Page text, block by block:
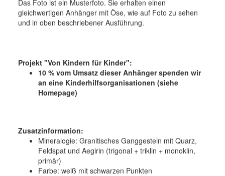
Das Foto ist ein Musterfoto. Sie erhalten einen
gleichwertigen Anhänger mit Öse, wie auf Foto zu sehen
und in oben beschriebener Ausführung.
Projekt "Von Kindern für Kinder":
10 % vom Umsatz dieser Anhänger spenden wir
an eine Kinderhilfsorganisationen (siehe
Homepage)
Zusatzinformation:
Mineralogie: Granitisches Ganggestein mit Quarz,
Feldspat und Aegirin (trigonal + triklin + monoklin,
primär)
Farbe: weiß mit schwarzen Punkten